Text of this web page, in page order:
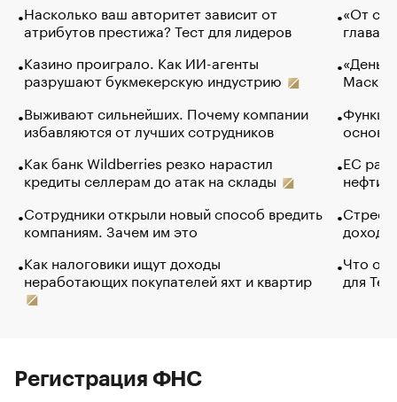
Насколько ваш авторитет зависит от
атрибутов престижа? Тест для лидеров
Казино проиграло. Как ИИ-агенты
разрушают букмекерскую индустрию
Выживают сильнейших. Почему компании
избавляются от лучших сотрудников
Как банк Wildberries резко нарастил
кредиты селлерам до атак на склады
Сотрудники открыли новый способ вредить
компаниям. Зачем им это
Как налоговики ищут доходы
неработающих покупателей яхт и квартир
«От
глава
Маск в
основ
ЕС
нефти
Что
для
Регистрация ФНС